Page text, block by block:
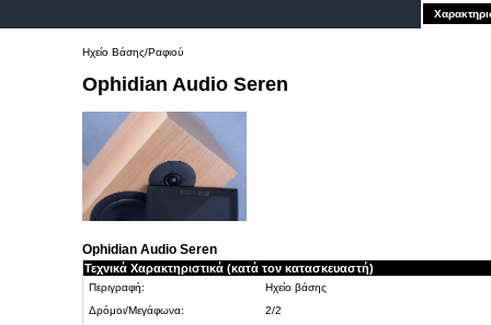
Ηχείο Βάσης/Ραφιού
Ophidian Audio Seren
Ophidian Audio Seren
Τεχνικά Χαρακτηριστικά (κατά τον κατασκευαστή)
Περιγραφή:
Ηχείο βάσης
Δρόμοι/Μεγάφωνα:
2/2